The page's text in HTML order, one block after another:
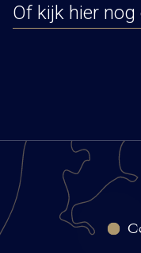
Of kijk hier